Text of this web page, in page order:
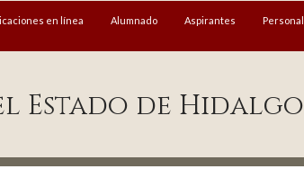
en línea Alumnado Aspirantes Personal
Estado de Hidalgo